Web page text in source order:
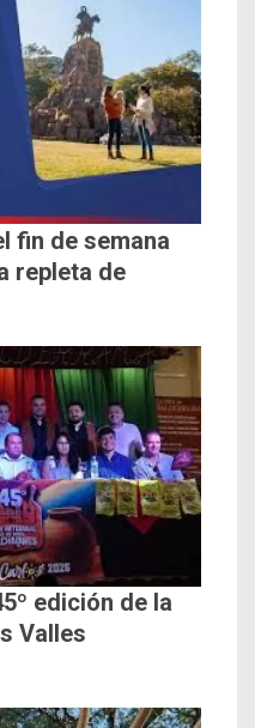
fin de semana
repleta de
edición de la
Valles